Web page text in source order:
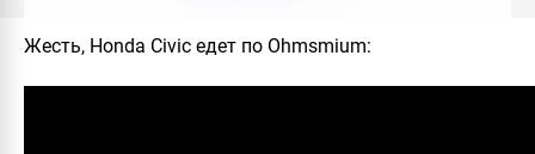
Жесть, Honda Civic едет по Ohmsmium: